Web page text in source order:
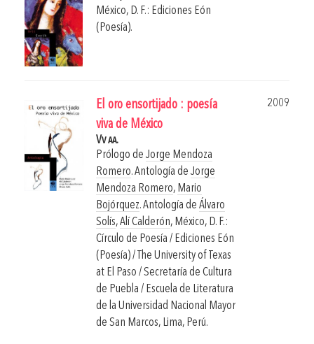
México, D. F.: Ediciones Eón
(Poesía).
El oro ensortijado : poesía
viva de México
2009
Vv aa.
Prólogo de Jorge Mendoza
Romero. Antología de Jorge
Mendoza Romero, Mario
Bojórquez. Antología de Álvaro
Solís,Alí Calderón, México, D. F.:
Círculo de Poesía / Ediciones Eón
(Poesía) / The University of Texas
at El Paso / Secretaría de Cultura
de Puebla / Escuela de Literatura
de la Universidad Nacional Mayor
de San Marcos, Lima, Perú.